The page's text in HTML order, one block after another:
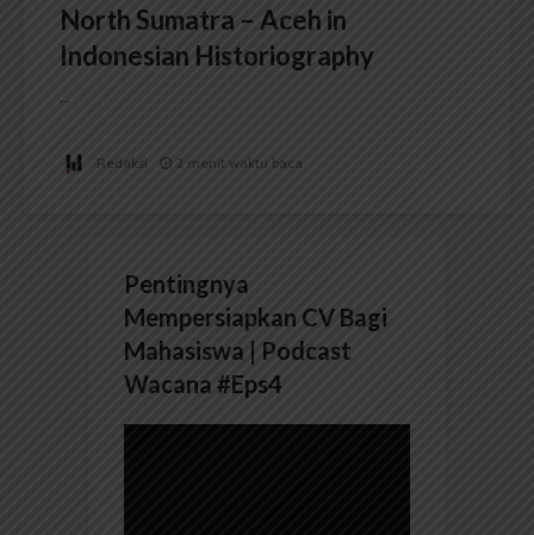
North Sumatra – Aceh in
Indonesian Historiography
...
Redaksi 2 menit waktu baca
Pentingnya
Mempersiapkan CV Bagi
Mahasiswa | Podcast
Wacana #Eps4